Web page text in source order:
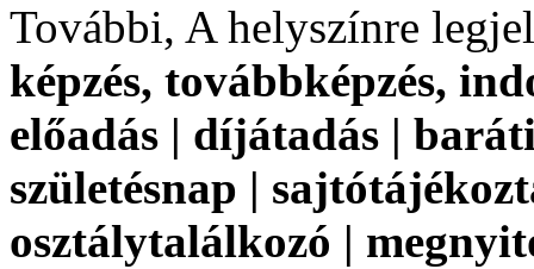
További, A helyszínre
képzés, továbbképzés,
előadás | díjátadás |
születésnap |
osztálytalálkozó |